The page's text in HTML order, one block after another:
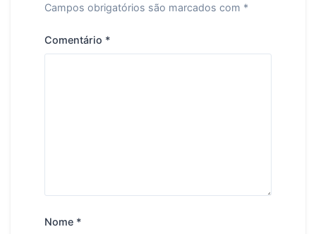
Campos obrigatórios são marcados com *
Comentário *
Nome *